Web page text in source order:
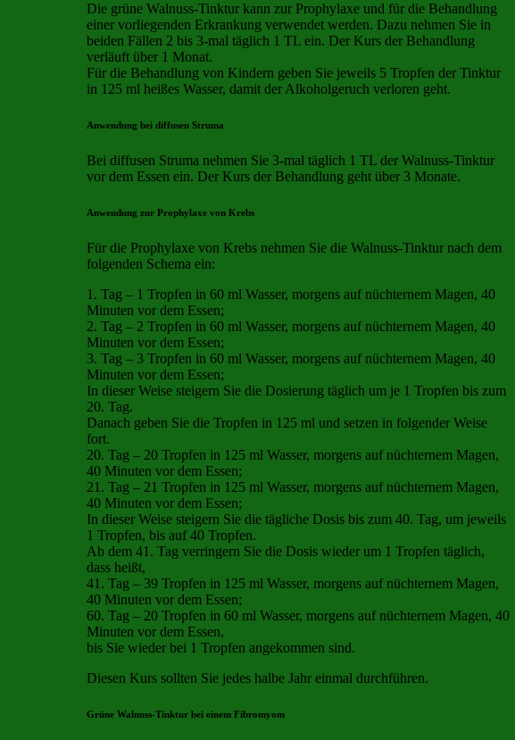
Die grüne Walnuss-Tinktur kann zur Prophylaxe und für die Behandlung
einer vorliegenden Erkrankung verwendet werden. Dazu nehmen Sie in
beiden Fällen 2 bis 3-mal täglich 1 TL ein. Der Kurs der Behandlung
verläuft über 1 Monat.
Für die Behandlung von Kindern geben Sie jeweils 5 Tropfen der Tinktur
in 125 ml heißes Wasser, damit der Alkoholgeruch verloren geht.
Anwendung bei diffusen Struma
Bei diffusen Struma nehmen Sie 3-mal täglich 1 TL der Walnuss-Tinktur
vor dem Essen ein. Der Kurs der Behandlung geht über 3 Monate.
Anwendung zur Prophylaxe von Krebs
Für die Prophylaxe von Krebs nehmen Sie die Walnuss-Tinktur nach dem
folgenden Schema ein:
1. Tag – 1 Tropfen in 60 ml Wasser, morgens auf nüchternem Magen, 40
Minuten vor dem Essen;
2. Tag – 2 Tropfen in 60 ml Wasser, morgens auf nüchternem Magen, 40
Minuten vor dem Essen;
3. Tag – 3 Tropfen in 60 ml Wasser, morgens auf nüchternem Magen, 40
Minuten vor dem Essen;
In dieser Weise steigern Sie die Dosierung täglich um je 1 Tropfen bis zum
20. Tag.
Danach geben Sie die Tropfen in 125 ml und setzen in folgender Weise
fort.
20. Tag – 20 Tropfen in 125 ml Wasser, morgens auf nüchternem Magen,
40 Minuten vor dem Essen;
21. Tag – 21 Tropfen in 125 ml Wasser, morgens auf nüchternem Magen,
40 Minuten vor dem Essen;
In dieser Weise steigern Sie die tägliche Dosis bis zum 40. Tag, um jeweils
1 Tropfen, bis auf 40 Tropfen.
Ab dem 41. Tag verringern Sie die Dosis wieder um 1 Tropfen täglich,
dass heißt,
41. Tag – 39 Tropfen in 125 ml Wasser, morgens auf nüchternem Magen,
40 Minuten vor dem Essen;
60. Tag – 20 Tropfen in 60 ml Wasser, morgens auf nüchternem Magen, 40
Minuten vor dem Essen,
bis Sie wieder bei 1 Tropfen angekommen sind.
Diesen Kurs sollten Sie jedes halbe Jahr einmal durchführen.
Grüne Walnuss-Tinktur bei einem Fibromyom